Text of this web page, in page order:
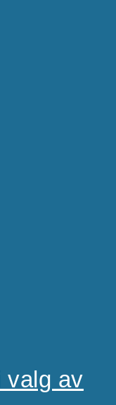
valg av